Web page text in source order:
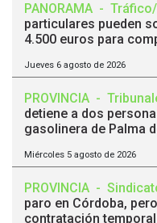
PANORAMA -
particulares pueden
4.500 euros para
Jueves 6 agosto de 2026
PROVINCIA -
detiene a dos
gasolinera de Palma
Miércoles 5 agosto de 2026
PROVINCIA -
paro en Córdoba,
contratación temporal